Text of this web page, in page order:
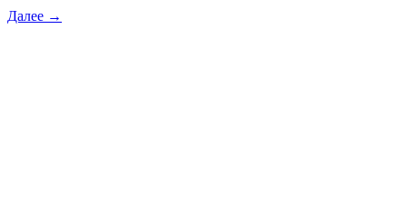
Далее →